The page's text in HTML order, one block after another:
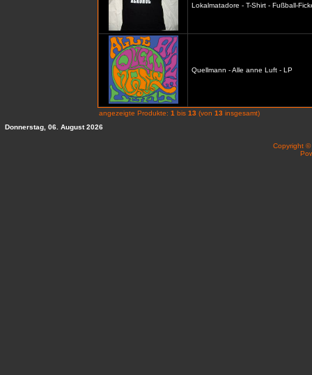
Lokalmatadore - T-Shirt - Fußball-
Quellmann - Alle anne Luft - LP
angezeigte Produkte: 1 bis 13 (von 13 insgesamt)
Donnerstag, 06. August 2026
Copyright